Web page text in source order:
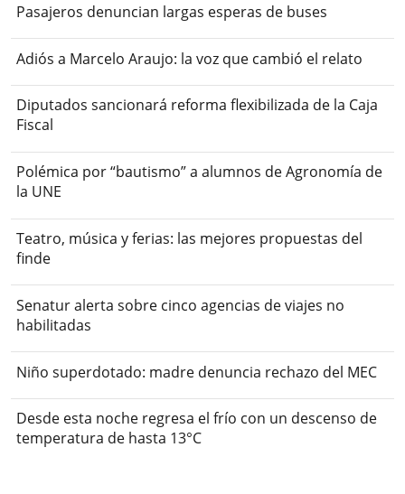
Pasajeros denuncian largas esperas de buses
Adiós a Marcelo Araujo: la voz que cambió el relato
Diputados sancionará reforma flexibilizada de la Caja
Fiscal
Polémica por “bautismo” a alumnos de Agronomía de
la UNE
Teatro, música y ferias: las mejores propuestas del
finde
Senatur alerta sobre cinco agencias de viajes no
habilitadas
Niño superdotado: madre denuncia rechazo del MEC
Desde esta noche regresa el frío con un descenso de
temperatura de hasta 13°C